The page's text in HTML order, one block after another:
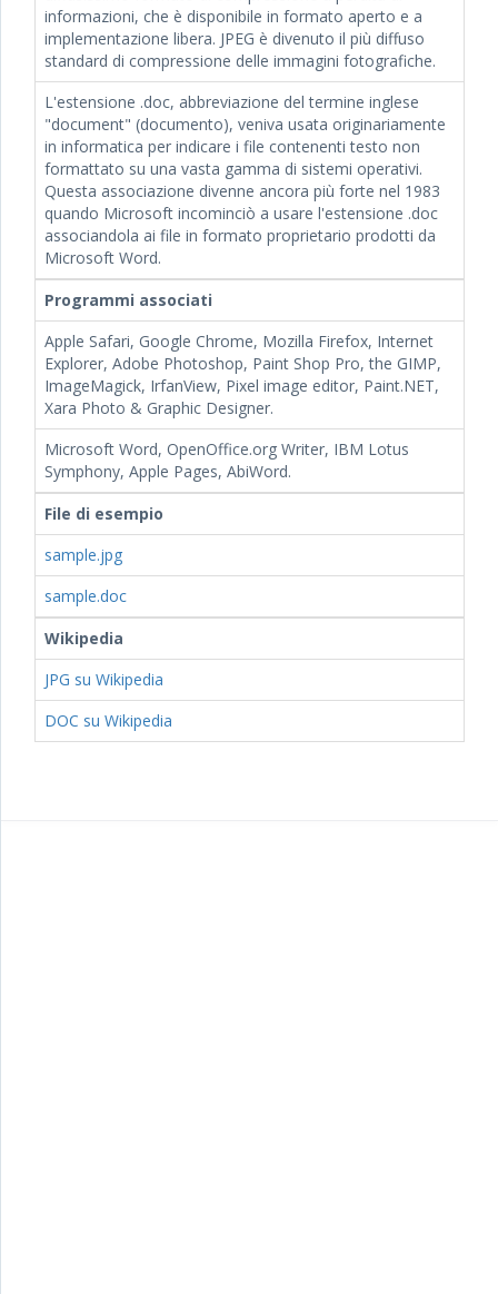
informazioni, che è disponibile in formato aperto e a
implementazione libera. JPEG è divenuto il più diffuso
standard di compressione delle immagini fotografiche.
L'estensione .doc, abbreviazione del termine inglese
"document" (documento), veniva usata originariamente
in informatica per indicare i file contenenti testo non
formattato su una vasta gamma di sistemi operativi.
Questa associazione divenne ancora più forte nel 1983
quando Microsoft incominciò a usare l'estensione .doc
associandola ai file in formato proprietario prodotti da
Microsoft Word.
Programmi associati
Apple Safari, Google Chrome, Mozilla Firefox, Internet
Explorer, Adobe Photoshop, Paint Shop Pro, the GIMP,
ImageMagick, IrfanView, Pixel image editor, Paint.NET,
Xara Photo & Graphic Designer.
Microsoft Word, OpenOffice.org Writer, IBM Lotus
Symphony, Apple Pages, AbiWord.
File di esempio
sample.jpg
sample.doc
Wikipedia
JPG su Wikipedia
DOC su Wikipedia